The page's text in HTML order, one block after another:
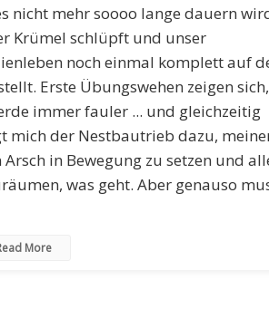
nicht mehr soooo lange dauern
Krümel schlüpft und unser
noch einmal komplett auf
Erste Übungswehen zeigen sich,
immer fauler ... und gleichzeitig
mich der Nestbautrieb dazu,
in Bewegung zu setzen und
was geht. Aber genauso
More